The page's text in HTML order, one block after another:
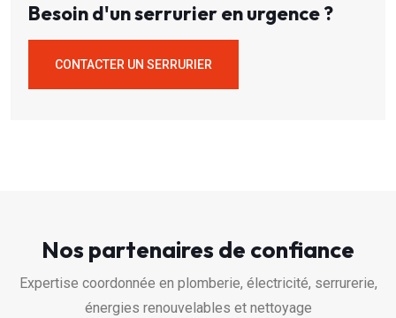
Besoin d'un serrurier en urgence ?
CONTACTER UN SERRURIER
Nos partenaires de confiance
Expertise coordonnée en plomberie, électricité, serrurerie,
énergies renouvelables et nettoyage